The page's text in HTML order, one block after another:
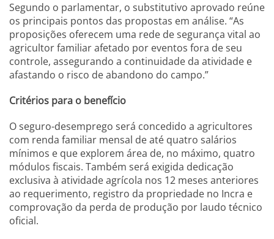
Segundo o parlamentar, o substitutivo aprovado reúne
os principais pontos das propostas em análise. “As
proposições oferecem uma rede de segurança vital ao
agricultor familiar afetado por eventos fora de seu
controle, assegurando a continuidade da atividade e
afastando o risco de abandono do campo.”
Critérios para o benefício
O seguro-desemprego será concedido a agricultores
com renda familiar mensal de até quatro salários
mínimos e que explorem área de, no máximo, quatro
módulos fiscais. Também será exigida dedicação
exclusiva à atividade agrícola nos 12 meses anteriores
ao requerimento, registro da propriedade no Incra e
comprovação da perda de produção por laudo técnico
oficial.